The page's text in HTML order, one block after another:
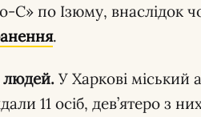
по Ізюму, внаслідок
.
людей. У Харкові міський
11 осіб, дев’ятеро з